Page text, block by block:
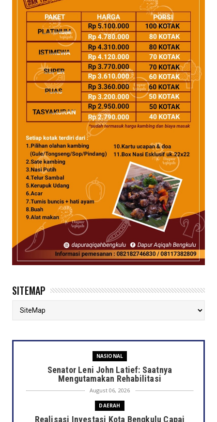
SITEMAP
NASIONAL
Senator Leni John Latief: Saatnya
Mengutamakan Rehabilitasi
August 06, 2026
DAERAH
Realisasi Investasi Kota Bengkulu Capai